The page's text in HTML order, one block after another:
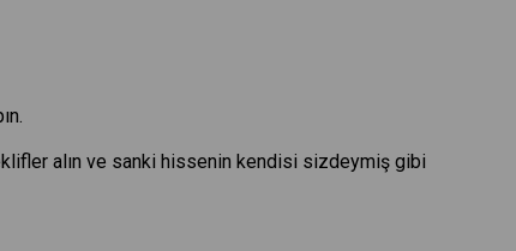
alın ve sanki hissenin kendisi sizdeymiş gibi